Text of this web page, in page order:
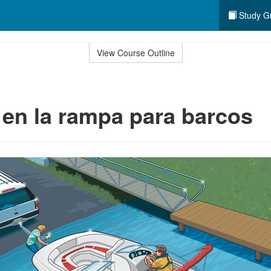
Study
View Course Outline
la rampa para barcos